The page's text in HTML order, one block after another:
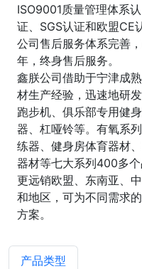
ISO9001质量管理体系认
证、SGS认证和欧盟CE
公司售后服务体系完善
年，终身售后服务。
鑫朕公司借助于宁津成
材生产经验，迅速地研
跑步机、俱乐部专用健
器、杠哑铃等。有氧系
练器、健身房体育器材
器材等七大系列400多
更远销欧盟、东南亚、
和地区，可为不同需求
方案。
产品类型